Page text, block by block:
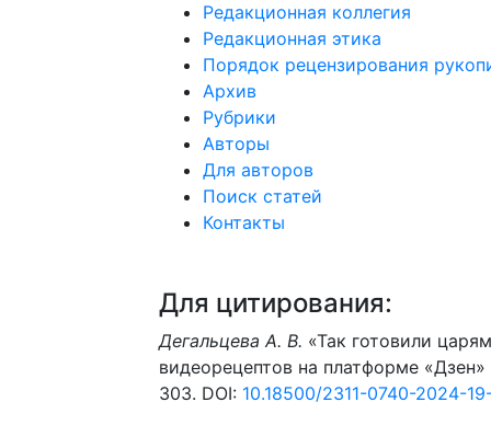
Редакционная коллегия
Редакционная этика
Порядок рецензирования
Архив
Рубрики
Авторы
Для авторов
Поиск статей
Контакты
Для цитирования:
Дегальцева А. В. «Так готовили
видеорецептов на платформе
303. DOI: 10.18500/2311-0740-2024-